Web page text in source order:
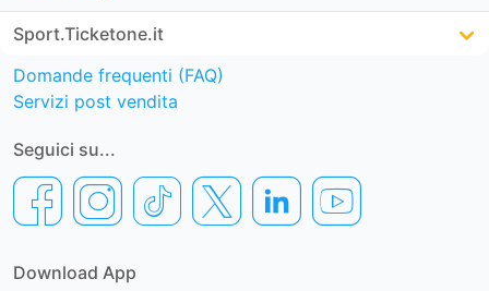
Sport.Ticketone.it
Domande frequenti (FAQ)
Servizi post vendita
Seguici su...
Download App